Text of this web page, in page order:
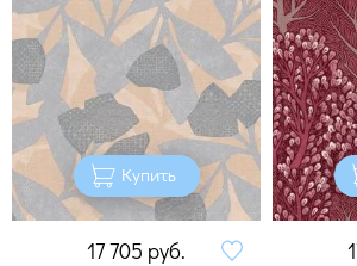
Купить
17 705 руб.